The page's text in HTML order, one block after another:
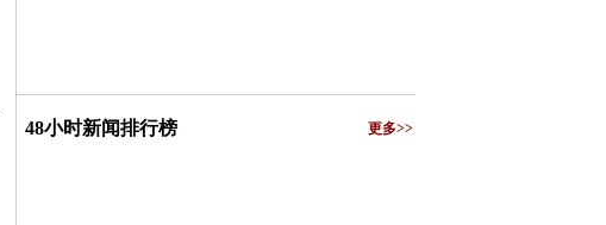
48小时新闻排行榜 更多>>